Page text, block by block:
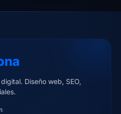
Diseño web, SEO,